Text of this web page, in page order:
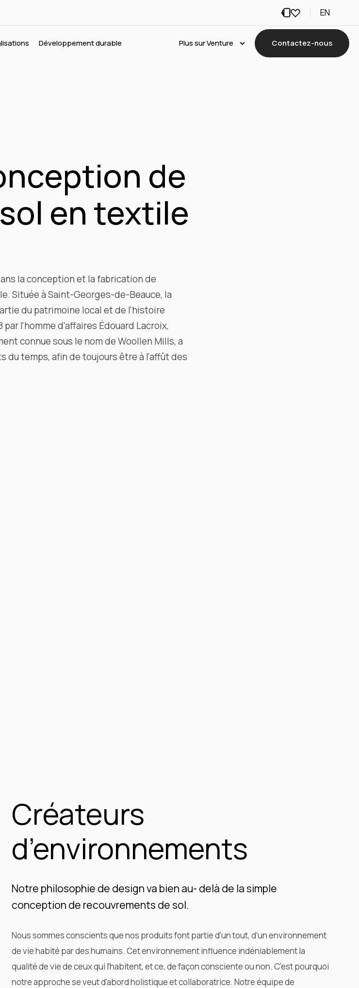
EN
Développement durable Plus sur Venture Contactez-nous
de
en textile
la conception et la fabrication de
Située à Saint-Georges-de-Beauce, la
du patrimoine local et de l'histoire
par l'homme d'affaires Édouard Lacroix,
connue sous le nom de Woollen Mills, a
du temps, afin de toujours être à l'affût des
Créateurs
d’environnements
Notre philosophie de design va bien au- delà de la simple
conception de recouvrements de sol.
Nous sommes conscients que nos produits font partie d'un tout, d'un environnement
de vie habité par des humains. Cet environnement influence indéniablement la
qualité de vie de ceux qui l'habitent, et ce, de façon consciente ou non. C'est pourquoi
notre approche se veut d'abord holistique et collaboratrice. Notre équipe de